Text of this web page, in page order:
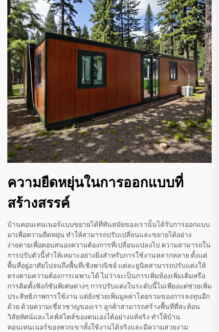
ความยืดหยุ่นในการออกแบบที่
สร้างสรรค์
บ้านคอนเทนเนอร์แบบขยายได้ที่ทันสมัยของเรานั้นได้รับการออกแบบ
มาเพื่อความยืดหยุ่น ทำให้สามารถปรับเปลี่ยนและขยายได้อย่าง
ง่ายดายเพื่อตอบสนองความต้องการที่เปลี่ยนแปลงไป ความสามารถใน
การปรับตัวนี้ทำให้เหมาะอย่างยิ่งสำหรับการใช้งานหลากหลาย ตั้งแต่
พื้นที่อยู่อาศัยไปจนถึงพื้นที่เชิงพาณิชย์ แต่ละยูนิตสามารถปรับแต่งให้
ตรงตามความต้องการเฉพาะได้ ไม่ว่าจะเป็นการเพิ่มห้องเพิ่มเติมหรือ
การติดตั้งฟังก์ชันพิเศษต่างๆ การปรับแต่งในระดับนี้ไม่เพียงแต่ช่วยเพิ่ม
ประสิทธิภาพการใช้งาน แต่ยังช่วยเพิ่มมูลค่าโดยรวมของการลงทุนอีก
ด้วย ด้วยความเชี่ยวชาญของเรา ลูกค้าสามารถสร้างพื้นที่ที่สะท้อน
วิสัยทัศน์และไลฟ์สไตล์ของตนเองได้อย่างแท้จริง ทำให้บ้าน
คอนเทนเนอร์ของพวกเขาทั้งใช้งานได้จริงและมีความสวยงาม